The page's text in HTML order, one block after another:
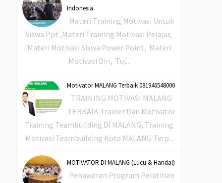
Indonesia
Materi Training Motivasi Untuk
Siswa Ppt ,Materi Training Motivasi Pelajar,
Materi Motivasi Siswa Power Point, Materi
Motivasi Diri, Tuj...
Motivator MALANG Terbaik 081946548000
TRAINING MOTIVASI MALANG
TERBAIK Trainer Dan Motivator
Training Teambuilding Di MALANG, Training
Motivasi Teambuilding Kota MALANG Terp...
MOTIVATOR DI MALANG (Lucu & Handal)
Penawaran Program Pelatihan